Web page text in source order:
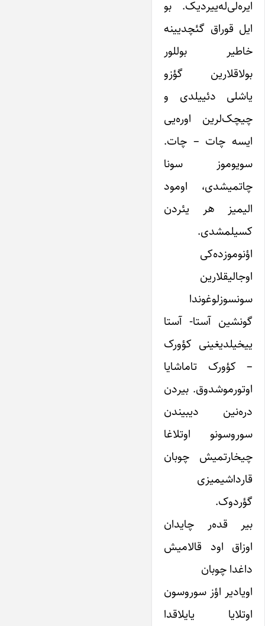
ایره‌لی‌له‌ییردیک. بو
ایل قوراق گئچدیینه
خاطیر بوللور
بولاقلارین گؤزو
یاشلی دئییلدی و
چیچک‌لرین اوره‌یی
ایسه چات – چات.
سویوموز سونا
چاتمیشدی، اومود
الیمیز هر یئردن
کسیلمشدی.
اؤنوموزده‌کی
اوجالیقلارین
سونسوزلوغوندا
گونشین آستا- آستا
ییخیلدیغینی کؤورک
– کؤورک تاماشایا
اوتورموشدوق. بیردن
دره‌نین دیبیندن
سوروسونو اوتلاغا
چیخارتمیش چوبان
قارداشیمیزی
گؤردوک.
بیر قده‌ر چایدان
اوزاق اود قالامیش
داغدا چوبان
اویادیر اؤز سوروسون
اوتلایا یایلاقدا